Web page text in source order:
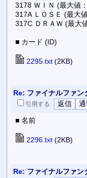
3178 ＷＩＮ (最大値
317A ＬＯＳＥ (最大
317C ＤＲＡＷ (最大
■ カード (ID)
2295.txt(2KB)
Re: ファイナルファン
引用する
■ 名前
2296.txt(2KB)
Re: ファイナルファン